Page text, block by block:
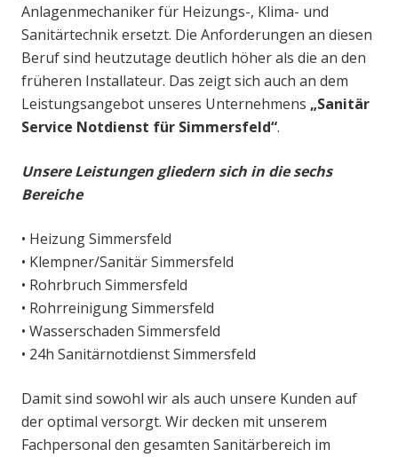
Anlagenmechaniker für Heizungs-, Klima- und
Sanitärtechnik ersetzt. Die Anforderungen an diesen
Beruf sind heutzutage deutlich höher als die an den
früheren Installateur. Das zeigt sich auch an dem
Leistungsangebot unseres Unternehmens „Sanitär
Service Notdienst für Simmersfeld“.
Unsere Leistungen gliedern sich in die sechs
Bereiche
• Heizung Simmersfeld
• Klempner/Sanitär Simmersfeld
• Rohrbruch Simmersfeld
• Rohrreinigung Simmersfeld
• Wasserschaden Simmersfeld
• 24h Sanitärnotdienst Simmersfeld
Damit sind sowohl wir als auch unsere Kunden auf
der optimal versorgt. Wir decken mit unserem
Fachpersonal den gesamten Sanitärbereich im